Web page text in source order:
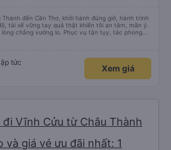
Thành đến Cần Thơ, khởi hành đúng giờ, hành trình
thật khiến tôi an tâm, mãn ý.
chẳng vướng lo. Phục vụ tận tụy, tác phong
thời buổi kim tiền vội vã. Xã hội loạn đạo. Xin gửi
tức
Xem giá
Vĩnh Cửu từ Châu Thành
và giá vé ưu đãi nhất: 1